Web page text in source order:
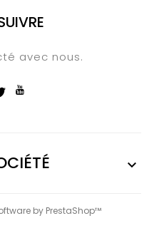
avec nous.

by PrestaShop™